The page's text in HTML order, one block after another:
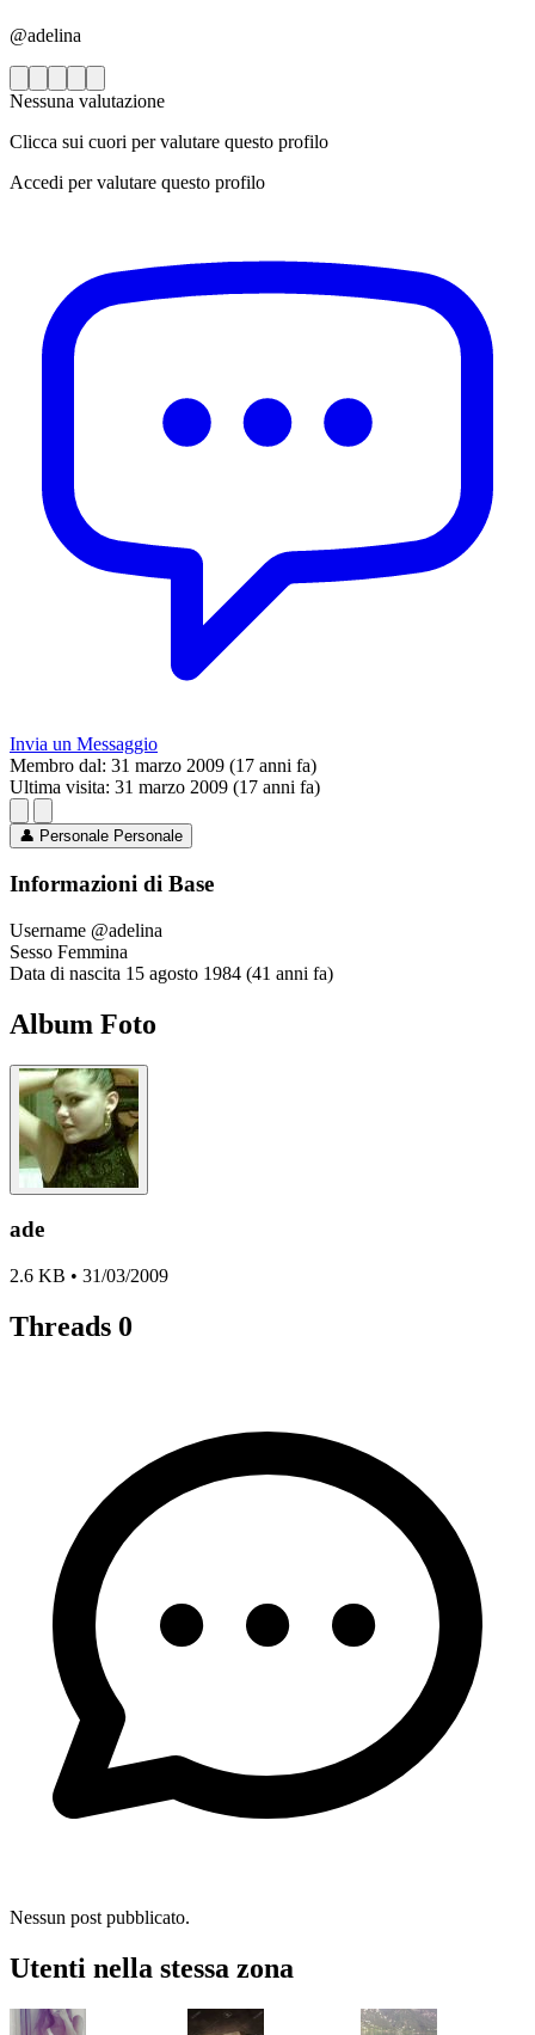
@adelina
Nessuna valutazione
Clicca sui cuori per valutare questo profilo
Accedi per valutare questo profilo
Invia un Messaggio
Membro dal: 31 marzo 2009 (17 anni fa)
Ultima visita: 31 marzo 2009 (17 anni fa)
👤 Personale Personale
Informazioni di Base
Username @adelina
Sesso Femmina
Data di nascita 15 agosto 1984 (41 anni fa)
Album Foto
ade
2.6 KB • 31/03/2009
Threads 0
Nessun post pubblicato.
Utenti nella stessa zona